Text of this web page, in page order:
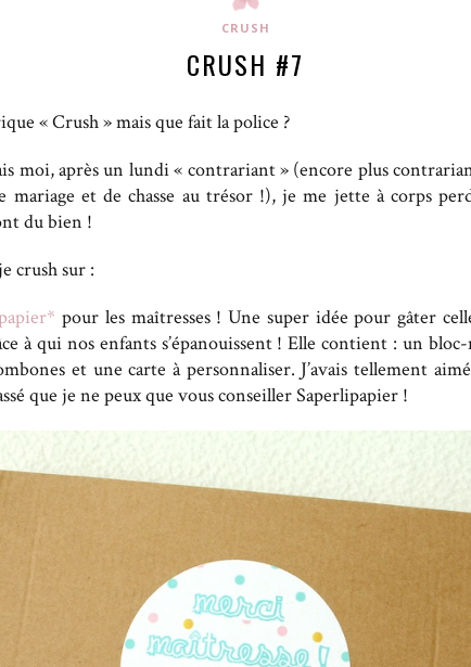
CRUSH
CRUSH #7
« Crush » mais que fait la police ?
moi, après un lundi « contrariant » (encore plus
mariage et de chasse au trésor !), je me jette à corps
du bien !
crush sur :
pour les maîtresses ! Une super idée pour gâter
à qui nos enfants s’épanouissent ! Elle contient : un
et une carte à personnaliser. J’avais tellement
que je ne peux que vous conseiller Saperlipapier !